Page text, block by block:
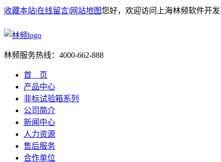
收藏本站|在线留言| 网站地图您好，欢迎访问上海林频软件开
林频服务热线： 4000-662-888
首 页
产品中心
非标试验箱系列
公司简介
新闻中心
人力资源
售后服务
合作单位